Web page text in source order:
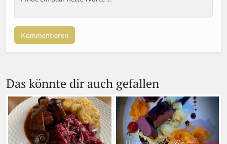
Das könnte dir auch gefallen